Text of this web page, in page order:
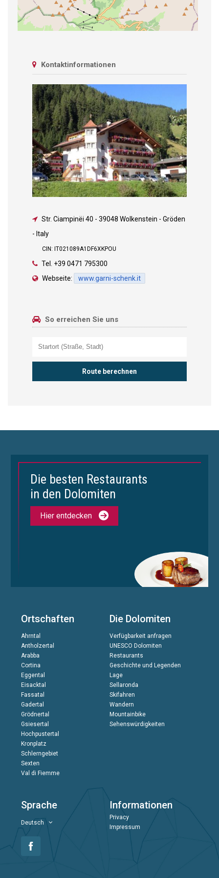
Kontaktinformationen
Str. Ciampinëi 40 - 39048 Wolkenstein - Gröden
- Italy
CIN: IT021089A1DF6XKPOU
Tel. +39 0471 795300
Webseite:
www.garni-schenk.it
So erreichen Sie uns
Die besten Restaurants
in den Dolomiten
Hier entdecken
Ortschaften
Ahrntal
Antholzertal
Arabba
Cortina
Eggental
Eisacktal
Fassatal
Gadertal
Grödnertal
Gsiesertal
Hochpustertal
Kronplatz
Schlerngebiet
Sexten
Val di Fiemme
Die Dolomiten
Verfügbarkeit anfragen
UNESCO Dolomiten
Restaurants
Geschichte und Legenden
Lage
Sellaronda
Skifahren
Wandern
Mountainbike
Sehenswürdigkeiten
Sprache
Deutsch
Informationen
Privacy
Impressum